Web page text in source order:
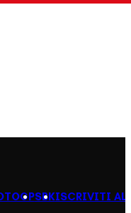
SBKISCRIVITI AL